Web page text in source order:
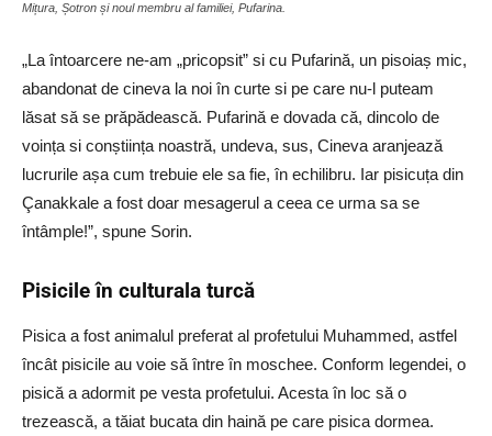
Mițura, Șotron și noul membru al familiei, Pufarina.
„La întoarcere ne-am „pricopsit” si cu Pufarină, un pisoiaș mic,
abandonat de cineva la noi în curte si pe care nu-l puteam
lăsat să se prăpădească. Pufarină e dovada că, dincolo de
voința si conștiința noastră, undeva, sus, Cineva aranjează
lucrurile așa cum trebuie ele sa fie, în echilibru. Iar pisicuța din
Çanakkale a fost doar mesagerul a ceea ce urma sa se
întâmple!”, spune Sorin.
Pisicile în culturala turcă
Pisica a fost animalul preferat al profetului Muhammed, astfel
încât pisicile au voie să între în moschee. Conform legendei, o
pisică a adormit pe vesta profetului. Acesta în loc să o
trezească, a tăiat bucata din haină pe care pisica dormea.